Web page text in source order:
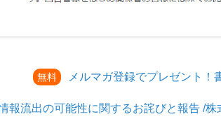
無料 メルマガ登録でプレゼント！
報流出の可能性に関するお詫びと報告 /